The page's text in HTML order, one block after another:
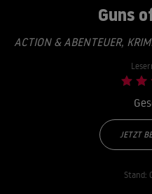
Guns
ACTION & ABENTEUER,
JETZT
Stand: